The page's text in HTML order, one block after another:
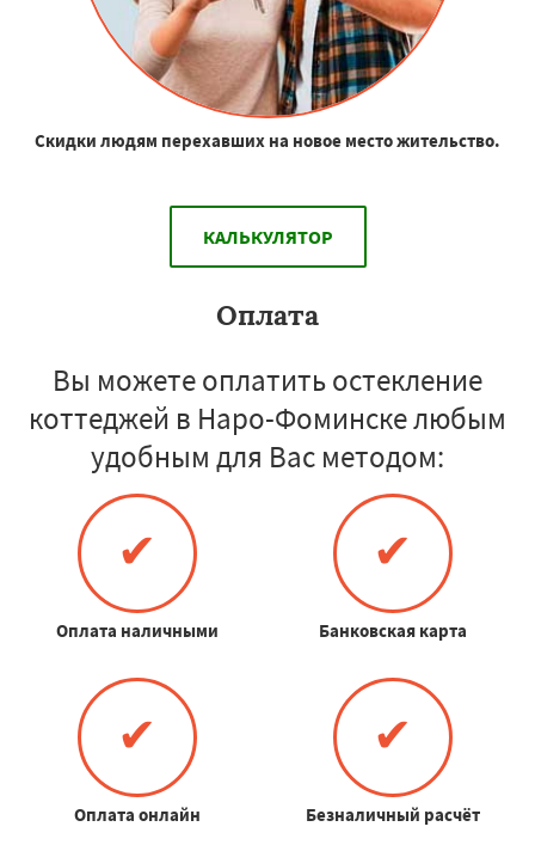
Скидки людям перехавших на новое место жительство.
КАЛЬКУЛЯТОР
Оплата
Вы можете оплатить остекление
коттеджей в Наро-Фоминске любым
удобным для Вас методом:
✔
Оплата наличными
✔
Банковская карта
✔
Оплата онлайн
✔
Безналичный расчёт